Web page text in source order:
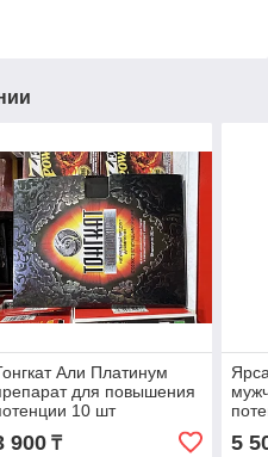
Али Платинум
для повышения
10 шт
900₸ 5